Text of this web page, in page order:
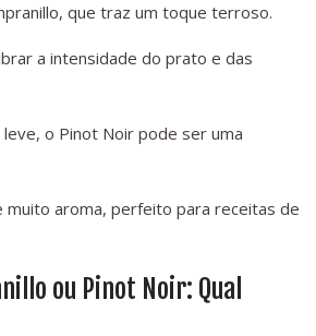
que traz um toque terroso.
a intensidade do prato e das
o Pinot Noir pode ser uma
muito aroma, perfeito para receitas de
ou Pinot Noir: Qual